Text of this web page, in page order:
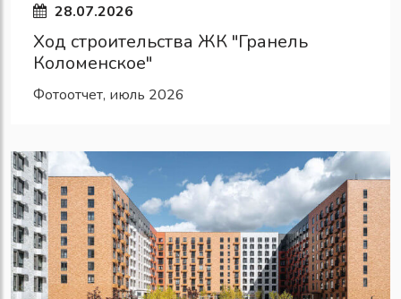
28.07.2026
Ход строительства ЖК "Гранель
Коломенское"
Фотоотчет, июль 2026